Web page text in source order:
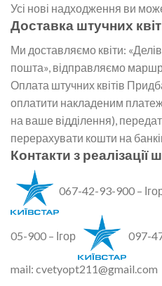
Усі нові надходження ви
Доставка штучних
Ми доставляємо квіти:
пошта», відправляємо
Оплата штучних квітів
оплатити накладеним
на ваше відділення),
перерахувати кошти на
Контакти з реалізації
067-42-93-900 –
05-900 – Ігор 097-
mail: cvetyopt211@gmail.com